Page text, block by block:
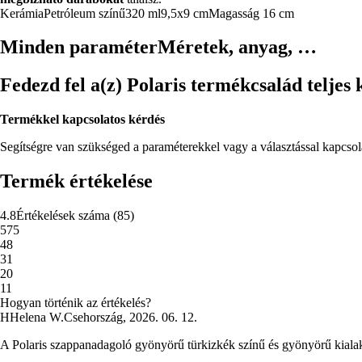
KerámiaPetróleum színű320 ml9,5x9 cmMagasság 16 cm
Minden paraméterMéretek, anyag, …
Fedezd fel a(z) Polaris termékcsalád teljes
Termékkel kapcsolatos kérdés
Segítségre van szükséged a paraméterekkel vagy a választással
Termék értékelése
4.8Értékelések száma (85)
575
48
31
20
11
Hogyan történik az értékelés?
HHelena W.Csehország, 2026. 06. 12.
A Polaris szappanadagoló gyönyörű türkizkék színű és gyönyörű